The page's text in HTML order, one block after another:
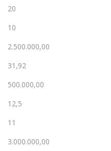
20
10
2.500.000,00
31,92
500.000,00
12,5
11
3.000.000,00